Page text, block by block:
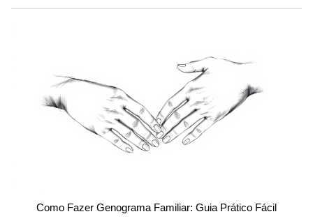
Como Fazer Genograma Familiar: Guia Prático Fácil